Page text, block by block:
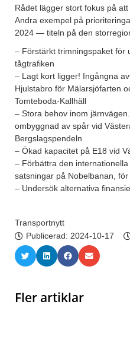
Rådet lägger stort fokus på
Andra exempel på
2024 — titeln på den
– Förstärkt trimningspaket för
tågtrafiken
– Lagt kort ligger! Ingångna
Hjulstabro för Mälarsjöfarten
Tomteboda-Kallhäll
– Stora behov inom
ombyggnad av spår vid
Bergslagspendeln
– Ökad kapacitet på E18 vid
– Förbättra den
satsningar på Nobelbanan,
– Undersök alternativa
Transportnytt
Publicerad: 2024-10-17
Fler artiklar